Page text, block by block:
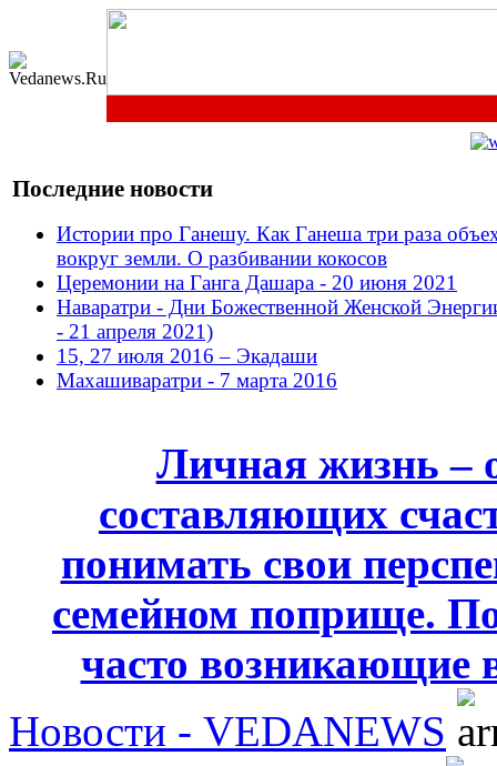
Последние новости
Истории про Ганешу. Как Ганеша три раза
вокруг земли. О разбивании кокосов
Церемонии на Ганга Дашара - 20 июня 2021
Наваратри - Дни Божественной Женской
- 21 апреля 2021)
15, 27 июля 2016 – Экадаши
Махашиваратри - 7 марта 2016
Личная жизнь –
составляющих
понимать свои
семейном поприще.
часто возникающие
Новости - VEDANEWS